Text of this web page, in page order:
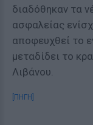
διαδόθηκαν τα
ασφαλείας
αποφευχθεί το
μεταδίδει το
Λιβάνου.
[ΠΗΓΗ]